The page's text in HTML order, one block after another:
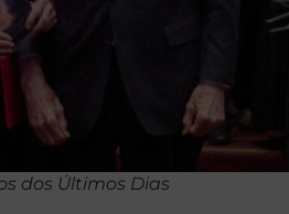
dos Últimos Dias